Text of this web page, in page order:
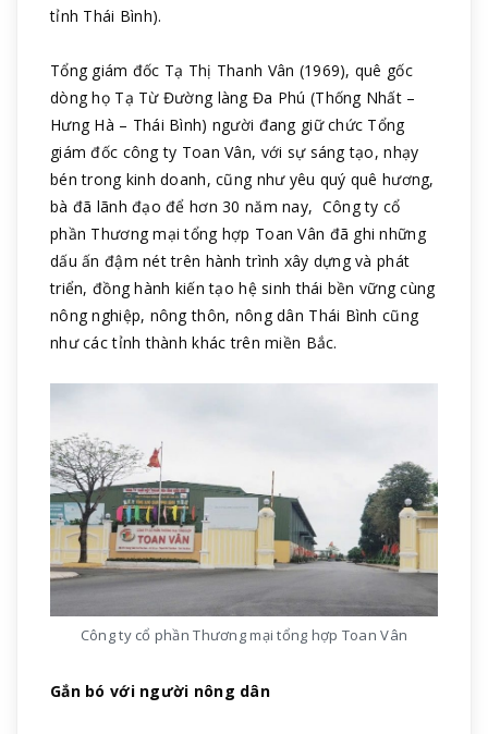
tỉnh Thái Bình).
Tổng giám đốc Tạ Thị Thanh Vân (1969), quê gốc
dòng họ Tạ Từ Đường làng Đa Phú (Thống Nhất –
Hưng Hà – Thái Bình) người đang giữ chức Tổng
giám đốc công ty Toan Vân, với sự sáng tạo, nhạy
bén trong kinh doanh, cũng như yêu quý quê hương,
bà đã lãnh đạo để hơn 30 năm nay, Công ty cổ
phần Thương mại tổng hợp Toan Vân đã ghi những
dấu ấn đậm nét trên hành trình xây dựng và phát
triển, đồng hành kiến tạo hệ sinh thái bền vững cùng
nông nghiệp, nông thôn, nông dân Thái Bình cũng
như các tỉnh thành khác trên miền Bắc.
Công ty cổ phần Thương mại tổng hợp Toan Vân
Gắn bó với người nông dân